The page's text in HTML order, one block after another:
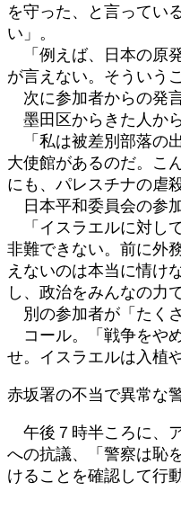
を守った、と言ってい
い」。
「例えば、日本の原
が言えない。そういう
次に参加者からの発
墨田区からきた人から
「私は被差別部落の
大使館があるのだ。こ
にも、パレスチナの虐
日本平和委員会の参加
「イスラエルに対し
非難できない。前に外
えないのは本当に情け
し、政治をみんなの力
別の参加者が「たく
コール。「戦争をや
せ。イスラエルは入植
赤坂署の不当で異常な
午後７時半ころに、
への抗議、「警察は恥
けることを確認